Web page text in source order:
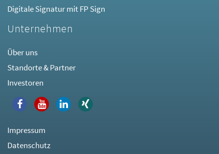
Digitale Signatur mit FP Sign
Unternehmen
Über uns
Standorte & Partner
Investoren
Impressum
Datenschutz